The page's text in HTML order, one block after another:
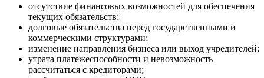
отсутствие финансовых возможностей для обеспечения
текущих обязательств;
долговые обязательства перед государственными и
коммерческими структурами;
изменение направления бизнеса или выход учредителей;
утрата платежеспособности и невозможность
рассчитаться с кредиторами;